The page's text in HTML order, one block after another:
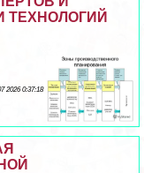
ТЕХНОЛОГИЙ
2026 0:37:18